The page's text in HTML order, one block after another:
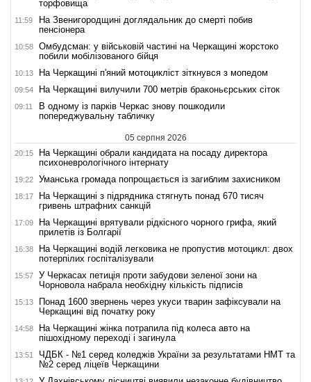
торфовища
11:59
На Звенигородщині доглядальник до смерті побив
пенсіонера
10:58
Омбудсман: у військовій частині на Черкащині жорстоко
побили мобілізованого бійця
10:13 На Черкащині п'яний мотоцикліст зіткнувся з мопедом
09:54 На Черкащині вилучили 700 метрів браконьєрських сіток
09:11
В одному із парків Черкас знову пошкодили
попереджувальну табличку
05 серпня 2026
20:15
На Черкащині обрали кандидата на посаду директора
психоневрологічного інтернату
19:22 Уманська громада попрощається із загиблим захисником
18:17
На Черкащині з підрядника стягнуть понад 670 тисяч
гривень штрафних санкцій
17:09
На Черкащині врятували рідкісного чорного грифа, який
прилетів із Болгарії
16:38
На Черкащині водій легковика не пропустив мотоцикл: двох
потерпілих госпіталізували
15:57
У Черкасах петиція проти забудови зеленої зони на
Чорновола набрала необхідну кількість підписів
15:13
Понад 1600 звернень через укуси тварин зафіксували на
Черкащині від початку року
14:58
На Черкащині жінка потрапила під колеса авто на
пішохідному переході і загинула
13:51
ЧДБК - №1 серед коледжів України за результатами НМТ та
№2 серед ліцеїв Черкащини